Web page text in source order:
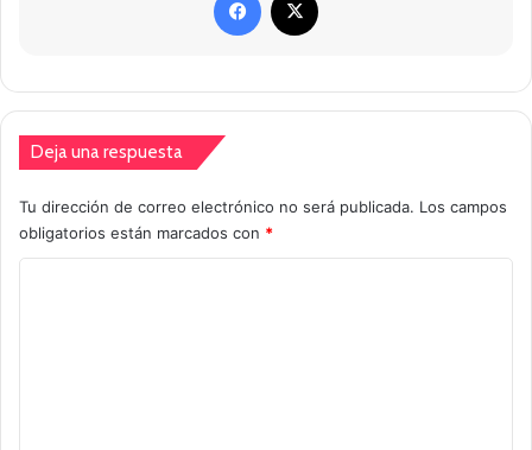
Deja una respuesta
Tu dirección de correo electrónico no será publicada. Los campos
obligatorios están marcados con *